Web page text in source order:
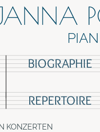
BIOGRAPHIE
REPERTOIRE
KONZERTEN